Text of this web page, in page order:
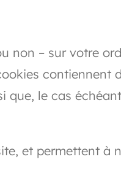
non – sur votre
contiennent
que, le cas
et permettent à